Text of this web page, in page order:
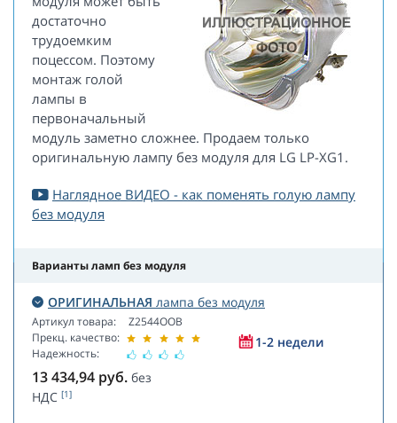
достаточно
трудоемким
поцессом. Поэтому
монтаж голой
лампы в
первоначальный
модуль заметно сложнее. Продаем только
оригинальную лампу без модуля для LG LP-XG1.
Наглядное ВИДЕО - как поменять голую лампу
без модуля
Варианты ламп без модуля
ОРИГИНАЛЬНАЯ лампа без модуля
Артикул товара:
Прекц. качество:
Надежность:
Z2544OOB
1-2 недели
13 434,94 руб. без
НДС [1]